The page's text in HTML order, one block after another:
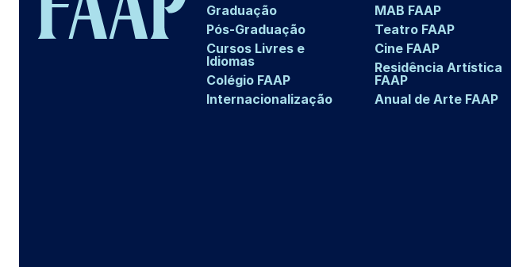
Graduação
Pós-Graduação
Cursos Livres e
Idiomas
Colégio FAAP
Internacionalização
MAB FAAP
Teatro FAAP
Cine FAAP
Residência Artística
FAAP
Anual de Arte FAAP